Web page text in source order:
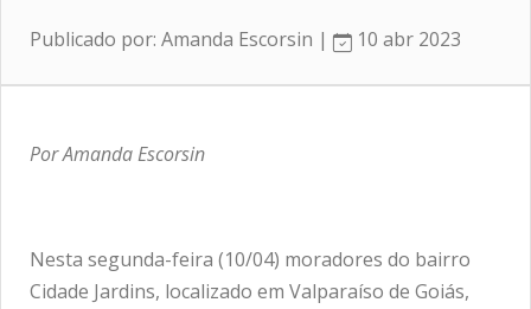
Publicado por: Amanda Escorsin | 10 abr 2023
Por Amanda Escorsin
Nesta segunda-feira (10/04) moradores do bairro
Cidade Jardins, localizado em Valparaíso de Goiás,